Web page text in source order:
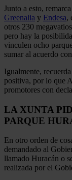
Junto a esto,
Greenalia y Endesa,
otros 230
pero hay la
vinculen ocho
sumar al acuerdo
Igualmente,
positiva, por lo que
promotores con
LA XUNTA
PARQUE
En otro orden de
demandado al
llamado Huracán o
realizada por el